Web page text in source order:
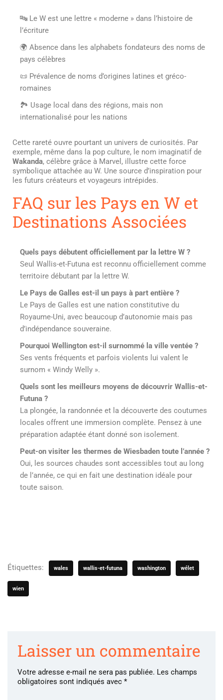
🔤 Le W est une lettre « moderne » dans l’histoire de
l’écriture
🌍 Absence dans les alphabets fondateurs des noms de
pays célèbres
📜 Prévalence de noms d’origines latines et gréco-
romaines
🏞️ Usage local dans des régions, mais non
internationalisé pour les nations
Cette rareté ouvre pourtant un univers de curiosités. Par
exemple, même dans la pop culture, le nom imaginatif de
Wakanda, célèbre grâce à Marvel, illustre cette force
symbolique attachée au W. Une source d’inspiration pour
les futurs créateurs et voyageurs intrépides.
FAQ sur les Pays en W et
Destinations Associées
Quels pays débutent officiellement par la lettre W ?
Seul Wallis-et-Futuna est reconnu officiellement comme
territoire débutant par la lettre W.
Le Pays de Galles est-il un pays à part entière ?
Le Pays de Galles est une nation constitutive du
Royaume-Uni, avec beaucoup d’autonomie mais pas
d’indépendance souveraine.
Pourquoi Wellington est-il surnommé la ville ventée ?
Ses vents fréquents et parfois violents lui valent le
surnom « Windy Welly ».
Quels sont les meilleurs moyens de découvrir Wallis-et-
Futuna ?
La plongée, la randonnée et la découverte des coutumes
locales offrent une immersion complète. Pensez à une
préparation adaptée étant donné son isolement.
Peut-on visiter les thermes de Wiesbaden toute l’année ?
Oui, les sources chaudes sont accessibles tout au long
de l’année, ce qui en fait une destination idéale pour
toute saison.
Étiquettes: wales wallis-et-futuna washington wélet
wien
Laisser un commentaire
Votre adresse e-mail ne sera pas publiée. Les champs
obligatoires sont indiqués avec *